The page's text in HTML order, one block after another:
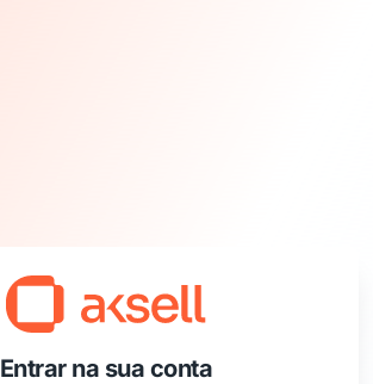
Entrar na sua conta